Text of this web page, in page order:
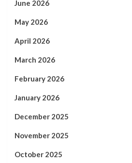
June 2026
May 2026
April 2026
March 2026
February 2026
January 2026
December 2025
November 2025
October 2025